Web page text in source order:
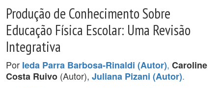
Produção de Conhecimento Sobre
Educação Física Escolar: Uma Revisão
Integrativa
Por Ieda Parra Barbosa-Rinaldi (Autor), Caroline
Costa Ruivo (Autor), Juliana Pizani (Autor).